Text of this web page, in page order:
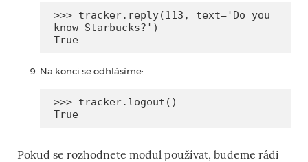
>>> tracker.reply(113, text='Do you
know Starbucks?')
True
Na konci se odhlásíme:
>>> tracker.logout()
True
Pokud se rozhodnete modul používat, budeme rádi